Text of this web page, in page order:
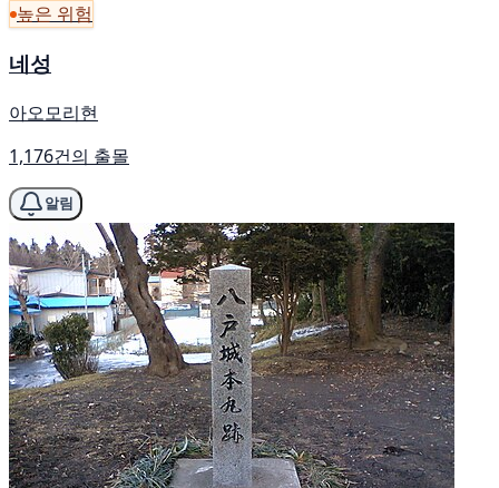
높은 위험
네성
아오모리현
1,176건의 출몰
알림